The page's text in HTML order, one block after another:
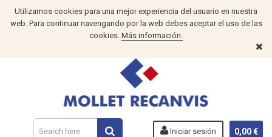
Utilizamos cookies para una mejor experiencia del usuario en nuestra
web. Para continuar navengando por la web debes aceptar el uso de las
cookies. Más información.
0,00 €
Iniciar sesión